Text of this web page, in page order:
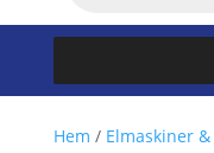
Hem / Elmaskiner